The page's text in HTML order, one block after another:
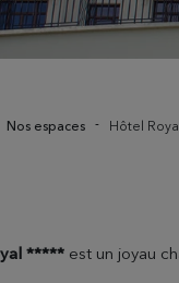
Nos espaces Hôtel
***** est un joyau